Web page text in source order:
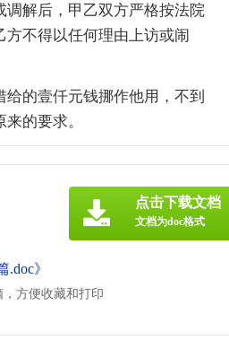
调解后，甲乙双方严格按法院
方不得以任何理由上访或闹
给的壹仟元钱挪作他用，不到
的要求。
》
方便收藏和打印
点击下载文档
文档为doc格式